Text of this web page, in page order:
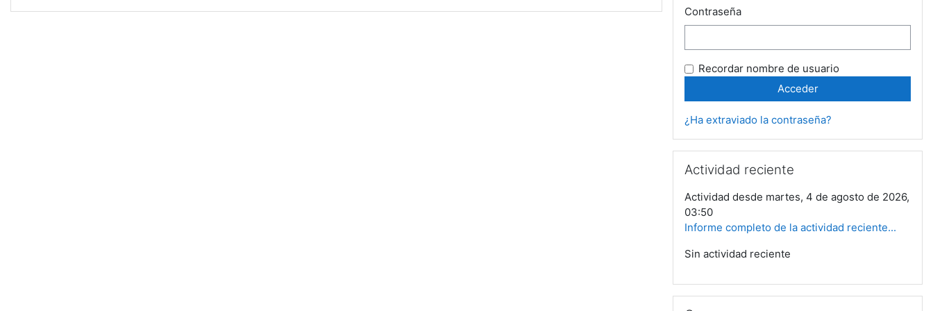
Contraseña
Recordar nombre de usuario
¿Ha extraviado la contraseña?
Actividad reciente
Actividad desde martes, 4 de agosto de 2026,
03:50
Informe completo de la actividad reciente...
Sin actividad reciente